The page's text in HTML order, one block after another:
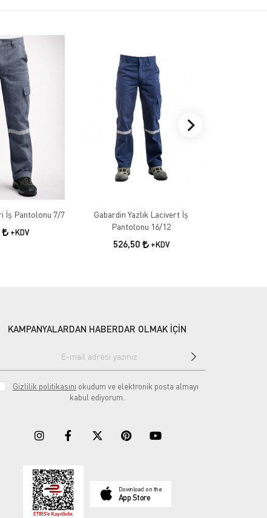
Gabardin Kışlık Gri İş Pantolonu 7/7
+KDV
Gabardin Yazlık Lacivert İş
Pantolonu 16/12
526,50 +KDV
KAMPANYALARDAN HABERDAR OLMAK İÇİN
Gizlilik politikasını okudum ve elektronik posta almayı
kabul ediyorum.
Download on the
App Store